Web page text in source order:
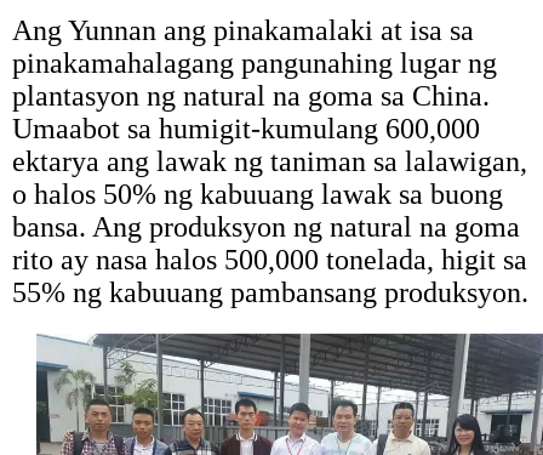
Ang Yunnan ang pinakamalaki at isa sa
pinakamahalagang pangunahing lugar ng
plantasyon ng natural na goma sa China.
Umaabot sa humigit-kumulang 600,000
ektarya ang lawak ng taniman sa lalawigan,
o halos 50% ng kabuuang lawak sa buong
bansa. Ang produksyon ng natural na goma
rito ay nasa halos 500,000 tonelada, higit sa
55% ng kabuuang pambansang produksyon.